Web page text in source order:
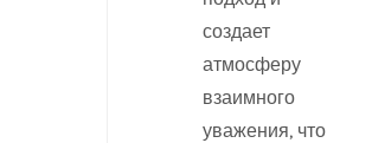
создает
атмосферу
взаимного
уважения, что